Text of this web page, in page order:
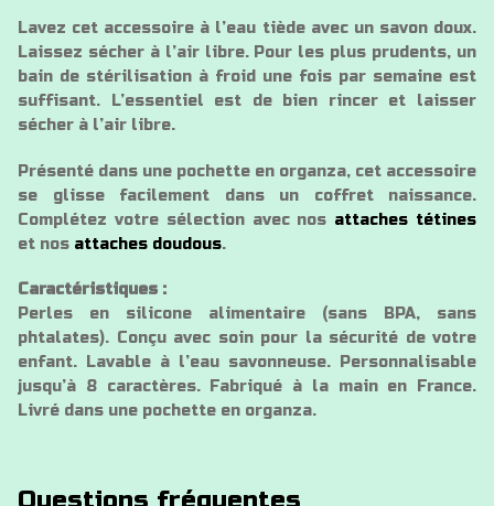
Lavez cet accessoire à l’eau tiède avec un savon doux.
Laissez sécher à l’air libre. Pour les plus prudents, un
bain de stérilisation à froid une fois par semaine est
suffisant. L’essentiel est de bien rincer et laisser
sécher à l’air libre.
Présenté dans une pochette en organza, cet accessoire
se glisse facilement dans un coffret naissance.
Complétez votre sélection avec nos attaches tétines
et nos attaches doudous.
Caractéristiques :
Perles en silicone alimentaire (sans BPA, sans
phtalates). Conçu avec soin pour la sécurité de votre
enfant. Lavable à l’eau savonneuse. Personnalisable
jusqu’à 8 caractères. Fabriqué à la main en France.
Livré dans une pochette en organza.